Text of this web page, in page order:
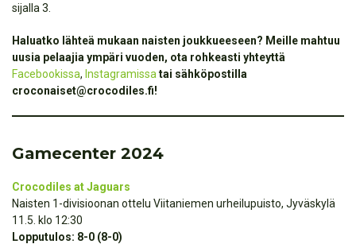
sijalla 3.
Haluatko lähteä mukaan naisten joukkueeseen? Meille mahtuu
uusia pelaajia ympäri vuoden, ota rohkeasti yhteyttä
Facebookissa, Instagramissa tai sähköpostilla
croconaiset@crocodiles.fi!
Gamecenter 2024
Crocodiles at Jaguars
Naisten 1-divisioonan ottelu Viitaniemen urheilupuisto, Jyväskylä
11.5. klo 12:30
Lopputulos: 8-0 (8-0)